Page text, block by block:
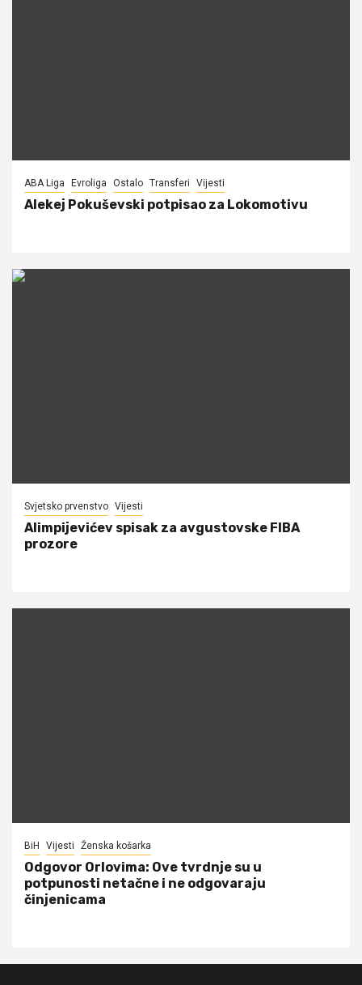
ABA Liga Evroliga Ostalo Transferi Vijesti
Alekej Pokuševski potpisao za Lokomotivu
Svjetsko prvenstvo Vijesti
Alimpijevićev spisak za avgustovske FIBA
prozore
BiH Vijesti Ženska košarka
Odgovor Orlovima: ​Ove tvrdnje su u
potpunosti netačne i ne odgovaraju
činjenicama